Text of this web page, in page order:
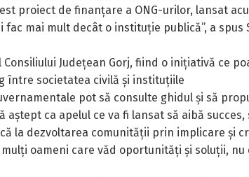
proiect de finanțare a ONG-urilor, lansat
mai mult decât o instituție publică”, a spus
Județean Gorj, fiind o inițiativă ce
între societatea civilă și instituțiile
pot să consulte ghidul și să
aștept ca apelul ce va fi lansat să aibă succes,
la dezvoltarea comunității prin implicare și
oameni care văd oportunități și soluții, nu